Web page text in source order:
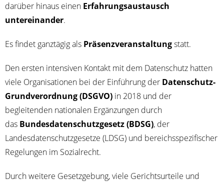
dar­über hin­aus einen Erfah­rungs­aus­tausch
unter­ein­an­der.
Es fin­det ganz­tä­gig als Prä­senz­ver­an­stal­tungstatt.
Den ers­ten inten­si­ven Kon­takt mit dem Daten­schutz hat­ten
vie­le Orga­ni­sa­tio­nen bei der Ein­füh­rung der Daten­schutz-
Grund­ver­ord­nung (DSGVO) in 2018 und der
beglei­ten­den natio­na­len Ergän­zun­gen durch
das Bun­des­da­ten­schutz­ge­setz (BDSG), der
Lan­des­da­ten­schutz­ge­set­ze (LDSG) und bereichs­spe­zi­fi­scher
Rege­lun­gen im Sozialrecht.
Durch wei­te­re Gesetz­ge­bung, vie­le Gerichts­ur­tei­le und